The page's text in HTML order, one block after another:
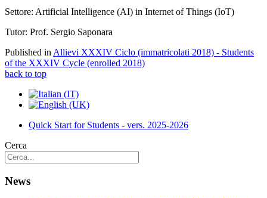
Settore: Artificial Intelligence (AI) in Internet of Things (IoT)
Tutor: Prof. Sergio Saponara
Published in Allievi XXXIV Ciclo (immatricolati 2018) - Students
of the XXXIV Cycle (enrolled 2018)
back to top
Quick Start for Students - vers. 2025-2026
Cerca
News